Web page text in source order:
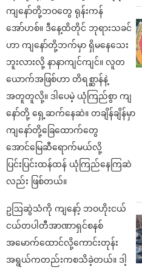
ကျနော်တို့ဘဝတွေ ရုန်းကန်
အော်ဟစ်။ ဒီနေ့ထိတိုင် ဘုရားသခင်
ဟာ ကျနော်တို့ဘက်မှာ ရှိမနေသေး
ဘူးလားလို့ နာနာကျင်ကျင်။ လူတ
ယောက်အဖြစ်ဟာ တိရစ္ဆာန်နဲ့
အတူတူလို့။ ဒါပေမဲ့ ယုံကြည်စွာ ကျ
နော်တို့ ရှေ့ဆက်နေဆဲ။ တချိန်ချိန်မှာ
ကျနော်တို့ခြေထောက်တွေ
အောင်မြေဆီရောက်မယ်လို့
ပြင်းပြင်းထန်ထန် ယုံကြည်နေကြဆဲ
လည်း ဖြစ်တယ်။
ဥဩဆွဲသံကို ကျနော့် ဘဝဟိုးငယ်
ငယ်တပါတီအာဏာရှင်စနစ်
အမောက်ထောင်လို့ကောင်းတုန်း
အရွယ်ကတည်းကစသိခဲ့တယ်။ ဒါ့